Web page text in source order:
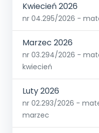
Kwiecień 2026
nr 04.295/2026 -
Marzec 2026
nr 03.294/2026 -
kwiecień
Luty 2026
nr 02.293/2026 -
marzec